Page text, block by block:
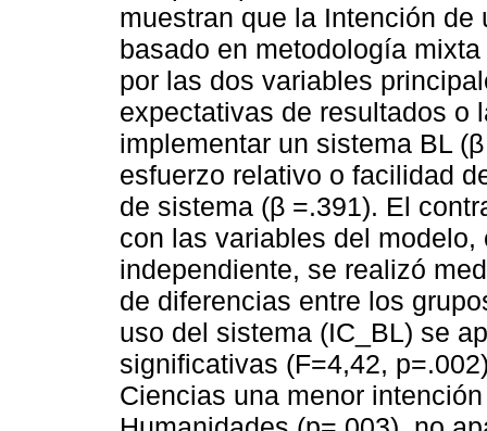
muestran que la Intención
basado en metodología
por las dos variables
expectativas de resultados o
implementar un sistema BL
esfuerzo relativo o facilidad
de sistema (β =.391). El
con las variables del
independiente, se realizó
de diferencias entre los
uso del sistema (IC_BL) se
significativas (F=4,42,
Ciencias una menor